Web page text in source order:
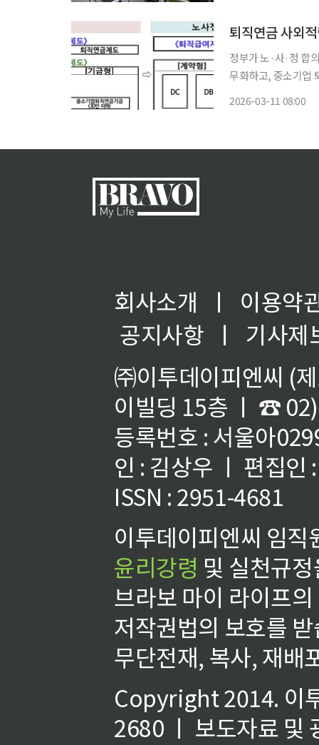
퇴직연금 사외
정부가 노·사·정 합
무화하고, 중소기업
2026-03-11 08:00
회사소개 ㅣ
이용약
공지사항
ㅣ
기사제
㈜이투데이피엔씨 (
이빌딩 15층 ㅣ ☎
등록번호 : 서울아
인 : 김상우 ㅣ 편집인
ISSN : 2951-4681
이투데이피엔씨 임
윤리강령 및 실천규
브라보 마이 라이프
저작권법의 보호를
무단전재, 복사, 재배
Copyright 2014. 이
2680 ㅣ 보도자료